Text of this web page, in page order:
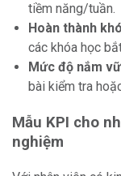
tiềm năng/tuần.
Hoàn thành
các khóa học
Mức độ nắm
bài kiểm tra
Mẫu KPI cho
nghiệm